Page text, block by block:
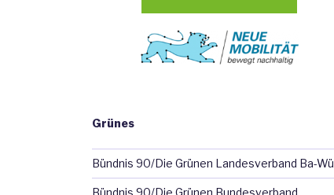
Grünes
Bündnis 90/Die Grünen Landesverband Ba-Wü